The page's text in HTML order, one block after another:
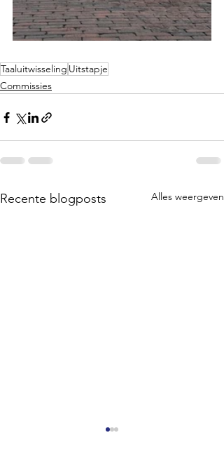
Taaluitwisseling Uitstapje
Commissies
Recente blogposts Alles weergeven